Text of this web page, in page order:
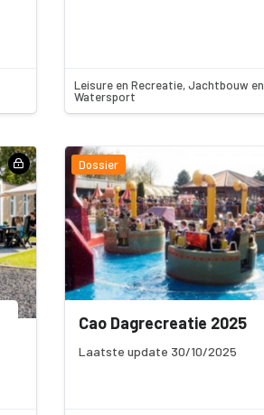
Leisure en Recreatie, Jachtbouw en
Watersport
Dossier
Cao Dagrecreatie 2025
Laatste update 30/10/2025